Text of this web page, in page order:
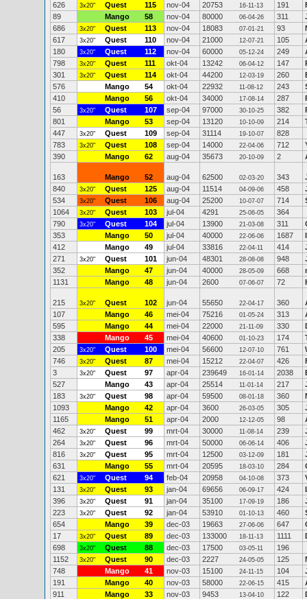
626
3x20" Quest 115 nov-04 20753 16-11-13 191
89
Mango 58 nov-04 80000 06-04-26 311
686
3x20" Quest 113 nov-04 18083 07-01-21 93
617
3x20" Quest 110 nov-04 21000 12-07-21 105
180
3x20" Quest 112 nov-04 60000 05-12-24 249
798
3x20" Quest 111 okt-04 13242 06-04-12 147
301
3x20" Quest 114 okt-04 44200 12-03-19 260
576
Mango 54 okt-04 22932 11-08-12 243
410
Mango 56 okt-04 34000 17-08-14 287
56
3x20" Quest 107 sep-04 97000 30-10-25 382
801
Mango 53 sep-04 13120 10-10-09 214
447
3x20" Quest 109 sep-04 31114 19-10-07
828
783
3x20" Quest 108 sep-04 14000 22-04-06 712
390
Mango 62 aug-04 35673 20-10-09 2
163 Mango 52 aug-04 62500 02-03-20 343
840
3x20" Quest 125 aug-04 11514 04-09-06 458
534
3x20" Quest 106 aug-04 25200 10-07-07 714
1064
3x20" Quest 103 jul-04 4291 25-06-05
364
790
3x20" Quest 104 jul-04 13900 21-03-08 311
353
Mango 50 jul-04 40000 22-06-06 1687
412
Mango 49 jul-04 33816 22-04-11 414
271
3x20" Quest 101 jun-04 48301 28-08-08 948
352
Mango 47 jun-04 40000 28-05-09 668
1131
Mango 48 jun-04 2600 07-06-07 72
215 3x20" Quest 102 jun-04 55650 22-04-17 360
107
Mango 46 mei-04 75216 01-05-24 313
595
Mango 44 mei-04 22000 21-11-09 330
338
Mango 45 mei-04 40600 01-10-23 174
205
3x20" Quest 100 mei-04 56600 12-07-10 761
746
3x20" Quest 87 mei-04 15212 22-04-07 426
3
3x20" Quest 97 apr-04 239649 16-01-14 2038
527
Mango 43 apr-04 25514 11-01-14 217
183
3x20" Quest 98 apr-04 59500 08-01-18 360
1093
Mango 42 apr-04 3600 26-03-05 305
1165
Mango 51 apr-04 2000 12-12-05 98
462
3x20" Quest 99 mrt-04 30000 11-08-14 239
264
3x20" Quest 96 mrt-04 50000 06-06-14 406
816
3x20" Quest 95 mrt-04 12500 03-12-09 181
631
Mango 55 mrt-04 20595 18-03-10 284
621
3x20" Quest 94 feb-04 20958 04-10-08 373
131
3x20" Quest 93 jan-04 69656 06-09-17 424
396
3x20" Quest 91 jan-04 35100 17-09-19 186
223
3x20" Quest 92 jan-04 53910 01-10-13 460
654
Mango 39 dec-03 19663 27-06-06 647
17
3x20" Quest 89 dec-03 133000 18-11-13 1111
698
3x20" Quest 88 dec-03 17500 03-05-11
196
1152
3x20" Quest 90 dec-03 2227 24-05-05 125
748
Mango 41 nov-03 15100 24-11-15 104
191
Mango 40 nov-03 58000 22-06-15 415
911
Mango 33 nov-03 9453 13-04-10 122